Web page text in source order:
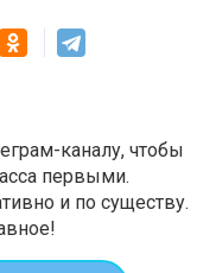
каналу, чтобы
первыми.
и по существу.